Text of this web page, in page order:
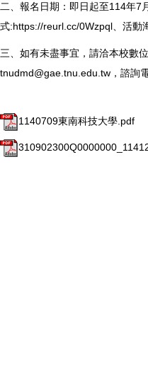
二、報名日期：即日起至114年7
式:https://reurl.cc/0Wzpql、活動
三、如有未盡事宜，請洽本校數
tnudmd@gae.tnu.edu.tw，諮詢
1140709東南科技大學.pdf